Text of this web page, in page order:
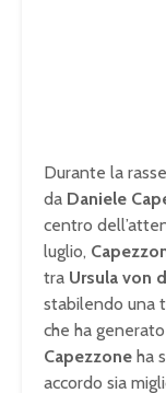
Durante la
da Daniele
centro
luglio,
tra Ursula von
stabilendo una
che ha
Capezzone ha
accordo sia